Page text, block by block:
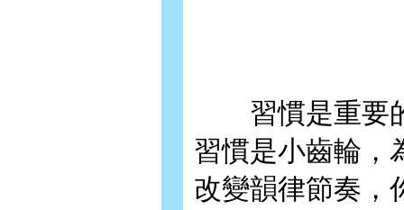
習慣是重要的
習慣是小齒輪
改變韻律節奏，